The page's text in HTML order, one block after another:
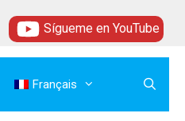
Sígueme en YouTube
Français